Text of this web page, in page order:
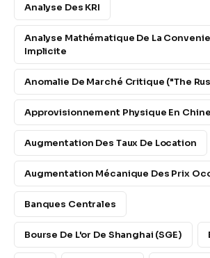
Analyse Des KRI
Analyse Mathématique De La
Implicite
Anomalie De Marché Critique ("The
Approvisionnement Physique En Chine
Augmentation Des Taux De Location
Augmentation Mécanique Des Prix
Banques Centrales
Bourse De L'or De Shanghai (SGE)